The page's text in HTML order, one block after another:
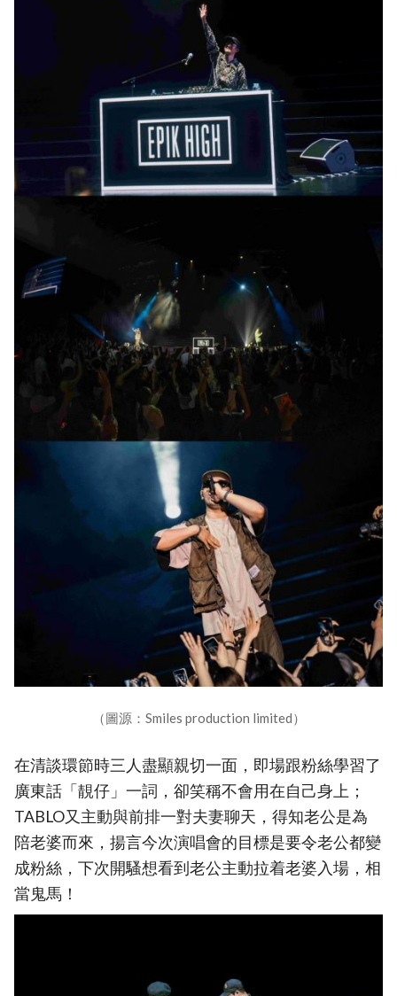
（圖源：Smiles production limited）
在清談環節時三人盡顯親切一面，即場跟粉絲學習了
廣東話「靚仔」一詞，卻笑稱不會用在自己身上；
TABLO又主動與前排一對夫妻聊天，得知老公是為
陪老婆而來，揚言今次演唱會的目標是要令老公都變
成粉絲，下次開騷想看到老公主動拉着老婆入場，相
當鬼馬！